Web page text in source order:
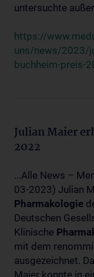
untersuchte
https://
uns/news/2023/
buchheim-preis-
Julian Maier
2022
...Alle News –
03-2023) Julian
Pharmakologie
Deutschen
Klinische
mit dem
ausgezeichnet.
Maier konnte in